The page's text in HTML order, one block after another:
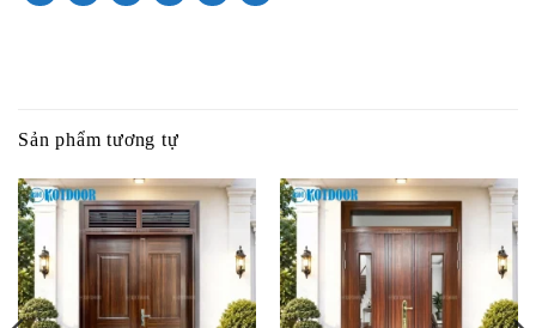
Sản phẩm tương tự